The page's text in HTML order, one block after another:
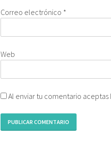
Correo electrónico *
Web
Al enviar tu comentario aceptas